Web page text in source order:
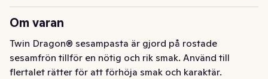
Om varan
Twin Dragon® sesampasta är gjord på rostade
sesamfrön tillför en nötig och rik smak. Använd till
flertalet rätter för att förhöja smak och karaktär.